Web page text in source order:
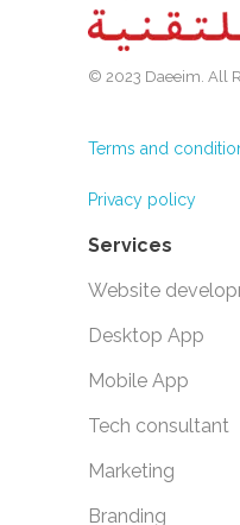
© 2023 Daeeim. All
Terms and
Privacy policy
Services
Website
Desktop App
Mobile App
Tech consultant
Marketing
Branding